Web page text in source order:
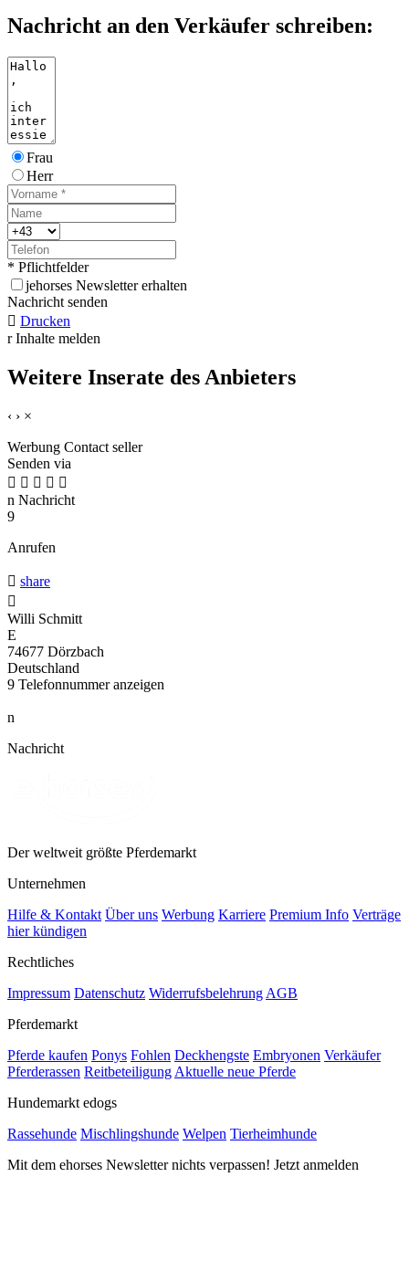
Nachricht an den Verkäufer schreiben:
Frau
Herr
* Pflichtfelder
jehorses Newsletter erhalten
Nachricht senden
 Drucken
r Inhalte melden
Weitere Inserate des Anbieters
‹ › ×
Werbung Contact seller
Senden via
    
n Nachricht
9
Anrufen
 share

Willi Schmitt
E
74677 Dörzbach
Deutschland
9 Telefonnummer anzeigen
n
Nachricht
Der weltweit größte Pferdemarkt
Unternehmen
Hilfe & Kontakt Über uns Werbung Karriere Premium Info Verträge
hier kündigen
Rechtliches
Impressum Datenschutz Widerrufsbelehrung AGB
Pferdemarkt
Pferde kaufen Ponys Fohlen Deckhengste Embryonen Verkäufer
Pferderassen Reitbeteiligung Aktuelle neue Pferde
Hundemarkt edogs
Rassehunde Mischlingshunde Welpen Tierheimhunde
Mit dem ehorses Newsletter nichts verpassen! Jetzt anmelden